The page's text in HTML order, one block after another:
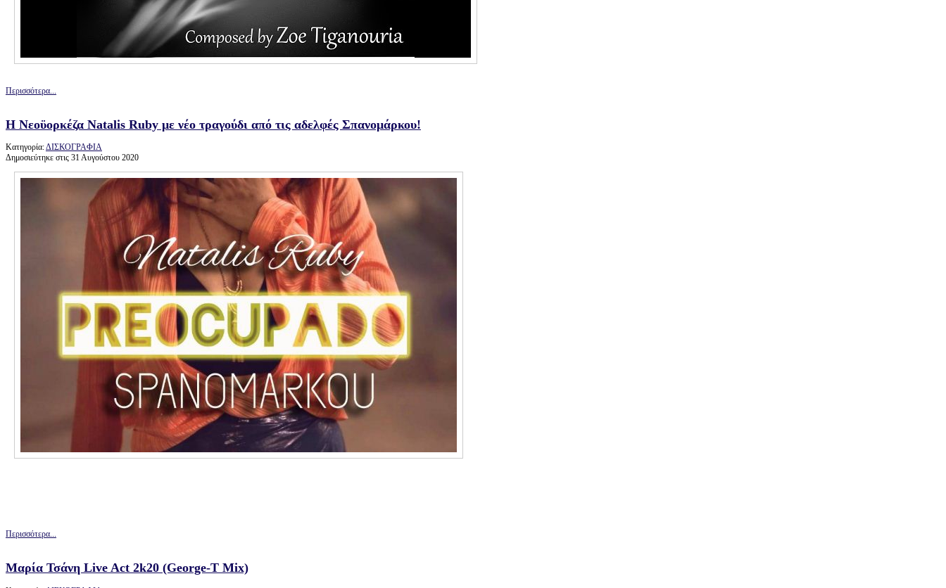
Περισσότερα...
Η Νεοϋορκέζα Natalis Ruby με νέο τραγούδι από τις αδελφές Σπανομάρκου!
Κατηγορία:ΔΙΣΚΟΓΡΑΦΙΑ
Δημοσιεύτηκε στις 31 Αυγούστου 2020
Περισσότερα...
Μαρία Τσάνη Live Act 2k20 (George-T Mix)